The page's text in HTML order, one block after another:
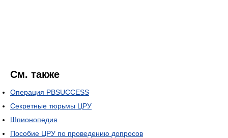
См. также
Операция PBSUCCESS
Секретные тюрьмы ЦРУ
Шпионопедия
Пособие ЦРУ по проведению допросов